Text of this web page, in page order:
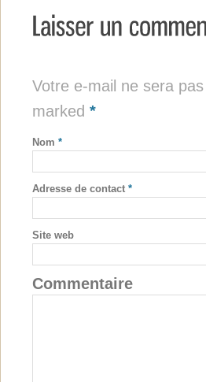
Votre e-mail ne sera
marked *
Nom *
Adresse de contact *
Site web
Commentaire